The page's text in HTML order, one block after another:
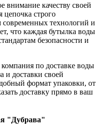
внимание качеству своей
цепочка строго
современных технологий и
что каждая бутылка воды
безопасности и
по доставке воды
и доставки своей
формат упаковки, от
доставку прямо в ваш
"Дубрава"